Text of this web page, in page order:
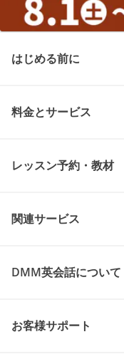
はじめる前に
料金とサービス
レッスン予約・教材
関連サービス
DMM英会話について
お客様サポート